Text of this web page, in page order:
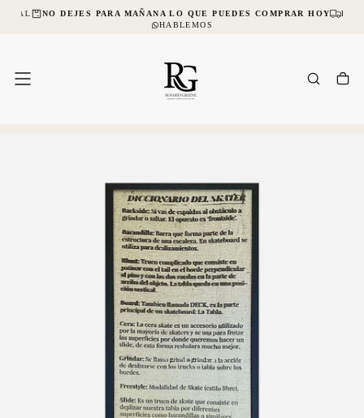
SALTARNO DEJES PARA MAÑANA LO QUE PUEDES COMPRAR HOY
HABLEMOS